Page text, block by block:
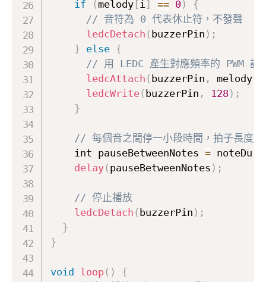
if ( melody[ i ] == 0)
{
// 音符為 0 代表休止符，不發聲
ledcDetach ( buzzerPin ) ;
} else
{
// 用 LEDC 產生對應頻率的 PWM 訊
ledcAttach ( buzzerPin , melody[
ledcWrite( buzzerPin , 128) ;
}
// 每個音之間停一小段時間，拍子長度的
    int pauseBetweenNotes
=
delay( pauseBetweenNotes ) ;
// 停止播放
ledcDetach ( buzzerPin ) ;
}
}
void loop( )
{